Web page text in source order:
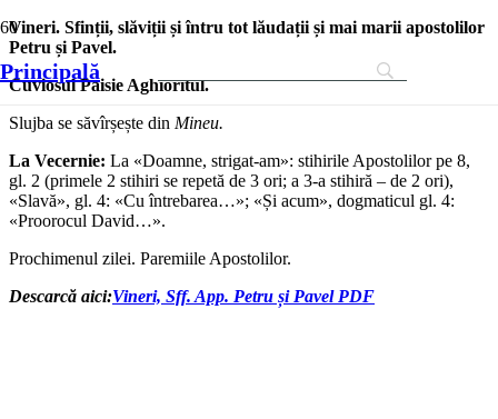
Principală
Vineri. Sfinții, slăviții și întru tot lăudații și mai marii apostolilor
Petru și Pavel.
Cuviosul Paisie Aghioritul.
Slujba se săvîrșește din Mineu.
La Vecernie: La «Doamne, strigat-am»: stihirile Apostolilor pe 8,
gl. 2 (primele 2 stihiri se repetă de 3 ori; a 3-a stihiră – de 2 ori),
«Slavă», gl. 4: «Cu întrebarea…»; «Și acum», dogmaticul gl. 4:
«Proorocul David…».
Prochimenul zilei. Paremiile Apostolilor.
Descarcă aici:Vineri, Sff. App. Petru și Pavel PDF